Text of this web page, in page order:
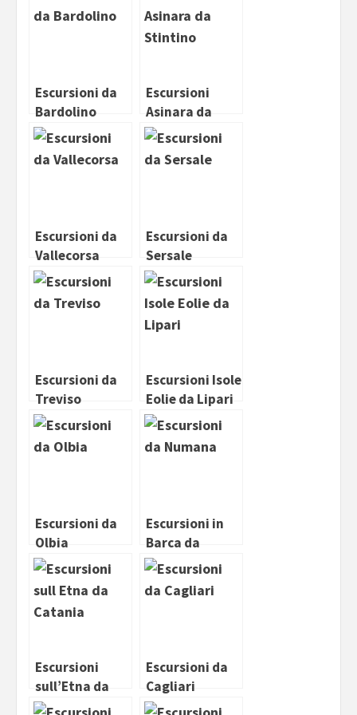
Escursioni da
Bardolino
Escursioni
Asinara da
Stintino
Escursioni da
Vallecorsa
Escursioni da
Sersale
Escursioni da
Treviso
Escursioni Isole
Eolie da Lipari
Escursioni da
Olbia
Escursioni in
Barca da
Numana
Escursioni
sull’Etna da
Catania
Escursioni da
Cagliari